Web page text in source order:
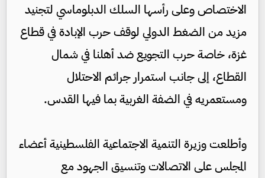
الاختصاص وعلى رأسها السلك الدبلوماسي لتجنيد
مزيد من الضغط الدولي لوقف حرب الإبادة في قطاع
غزة، خاصة حرب التجويع ضد أهلنا في شمال
القطاع، إلى جانب استمرار جرائم الاحتلال
ومستعمريه في الضفة الغربية بما فيها القدس.
وأطلعت وزيرة التنمية الاجتماعية الفلسطينية أعضاء
المجلس على الاتصالات وتنسيق الجهود مع